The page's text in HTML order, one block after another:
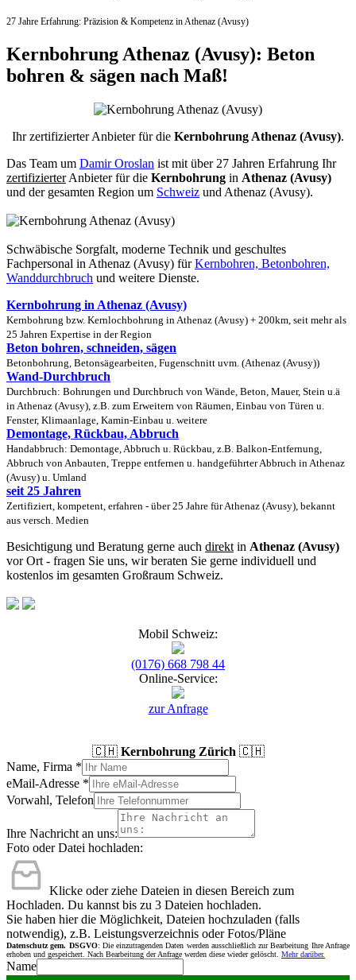
27 Jahre Erfahrung: Präzision & Kompetenz in Athenaz (Avusy)
Kernbohrung Athenaz (Avusy): Beton
bohren & sägen nach Maß!
Ihr zertifizierter Anbieter für die Kernbohrung Athenaz (Avusy).
Das Team um Damir Oroslan ist mit über 27 Jahren Erfahrung Ihr
zertifizierterAnbieter für die Kernbohrung in Athenaz (Avusy)
und der gesamten Region um Schweiz und Athenaz (Avusy).
Schwäbische Sorgfalt, moderne Technik und geschultes
Fachpersonal in Athenaz (Avusy) fürKernbohren, Betonbohren,
Wanddurchbruch und weitere Dienste.
Kernbohrung in Athenaz (Avusy)
Kernbohrung bzw. Kernlochbohrung in Athenaz (Avusy) + 200km, seit mehr als
25 Jahren Expertise in der Region
Beton bohren, schneiden, sägen
Betonbohrung, Betonsägearbeiten, Fugenschnitt uvm. (Athenaz (Avusy))
Wand-Durchbruch
Durchbruch: Bohrungen und Durchbruch von Wände, Beton, Mauer, Stein u.ä
in Athenaz (Avusy), z.B. zum Erweitern von Räumen, Einbau von Türen u.
Fenster, Klimaanlage, Kamin-Einbau u. weitere
Demontage, Rückbau, Abbruch
Handabbruch: Demontage, Abbruch u. Rückbau, z.B. Balkon-Entfernung,
Abbruch von Anbauten, Treppe entfernen u. handgeführter Abbruch in Athenaz
(Avusy) u. Umland
seit 25 Jahren
Zertifiziert, kompetent, erfahren - über 25 Jahre für Athenaz (Avusy), bekannt
aus versch. Medien
Besichtigung und Beratung gerne auch direkt in Athenaz (Avusy)
vor Ort - fragen Sie uns, wir beraten Sie gerne individuell und
kostenlos im gesamten Großraum Schweiz.
Mobil Schweiz:
(0176) 668 798 44
Online-Service:
zur Anfrage
🇨🇭 Kernbohrung Zürich 🇨🇭
Name, Firma *
eMail-Adresse *
Vorwahl, Telefon
Ihre Nachricht an uns:
Foto oder Datei hochladen:
Klicke oder ziehe Dateien in diesen Bereich zum
Hochladen. Du kannst bis zu 3 Dateien hochladen.
Sie haben hier die Möglichkeit, Dateien hochzuladen (falls
notwendig), z.B. Leistungsverzeichnis oder Fotos/Pläne
Datenschutz gem. DSGVO: Die einzutragenden Daten werden ausschließlich zur Bearbeitung Ihre Anfrage
erhoben und gespeichert. Nach Bearbeitung der Anfrage werden diese wieder gelöscht. Mehr darüber.
Name